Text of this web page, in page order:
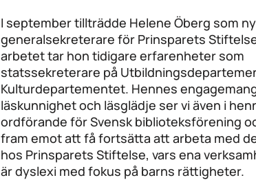
I september tillträdde Helene Öberg som ny
generalsekreterare för Prinsparets
arbetet tar hon tidigare erfarenheter som
statssekreterare på
Kulturdepartementet. Hennes
läskunnighet och läsglädje ser vi även i
ordförande för Svensk biblioteksförening
fram emot att få fortsätta att arbeta med
hos Prinsparets Stiftelse, vars ena
är dyslexi med fokus på barns rättigheter.